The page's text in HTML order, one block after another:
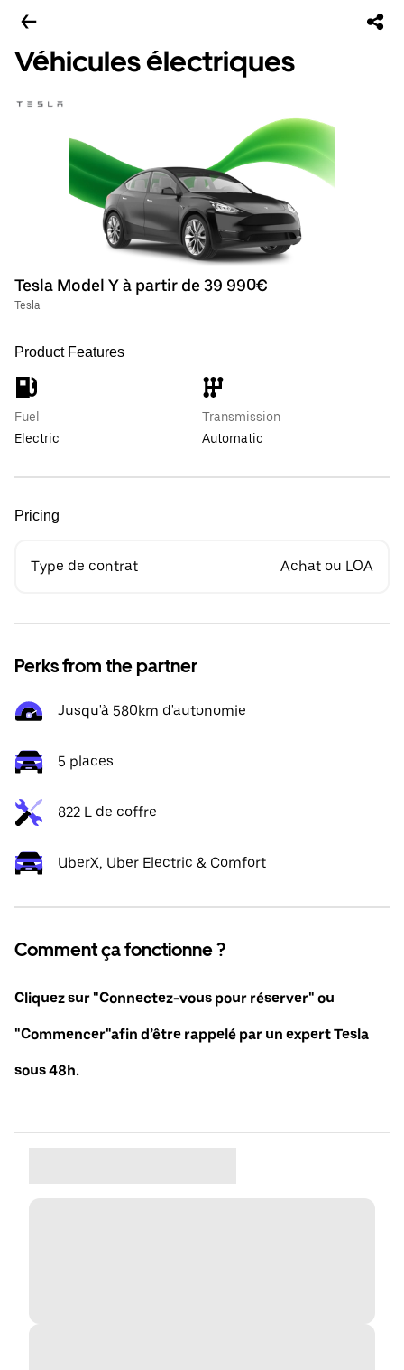
Véhicules électriques
Tesla Model Y à partir de 39 990€
Tesla
Product Features
Fuel
Electric
Transmission
Automatic
Pricing
Type de contrat Achat ou LOA
Perks from the partner
Jusqu'à 580km d'autonomie
5 places
822 L de coffre
UberX, Uber Electric & Comfort
Comment ça fonctionne ?
Cliquez sur "Connectez-vous pour réserver" ou
"Commencer"afin d’être rappelé par un expert Tesla
sous 48h.